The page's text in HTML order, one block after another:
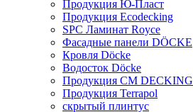
Продукция Ю-Пласт
Продукция Ecodecking
SPC Ламинат Royce
Фасадные панели DÖCKE
Кровля Döcke
Водосток Döcke
Продукция CM DECKING
Продукция Terrapol
скрытый плинтус